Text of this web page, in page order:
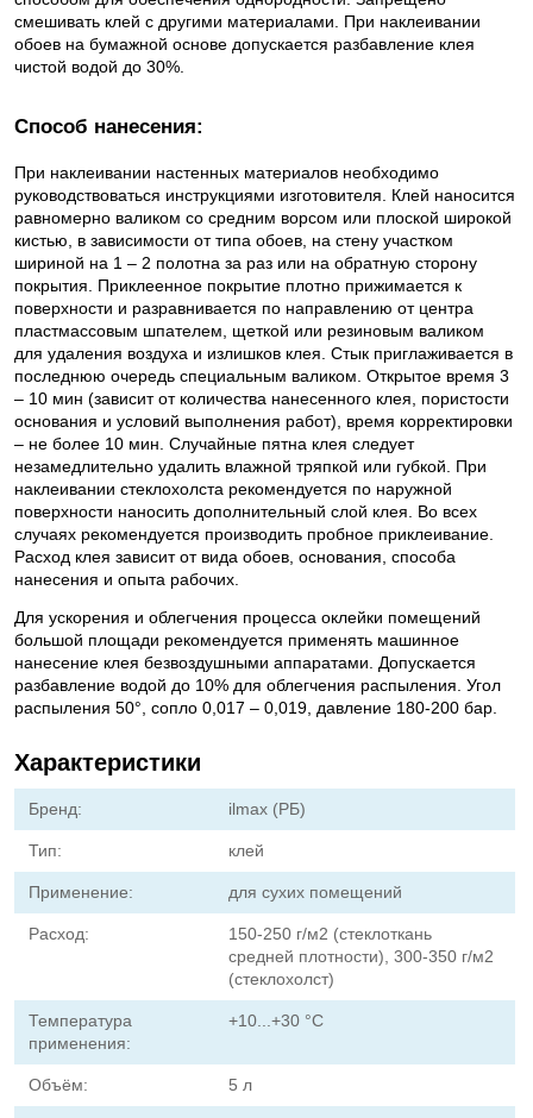
смешивать клей с другими материалами. При наклеивании
обоев на бумажной основе допускается разбавление клея
чистой водой до 30%.
Способ нанесения:
При наклеивании настенных материалов необходимо
руководствоваться инструкциями изготовителя. Клей наносится
равномерно валиком со средним ворсом или плоской широкой
кистью, в зависимости от типа обоев, на стену участком
шириной на 1 – 2 полотна за раз или на обратную сторону
покрытия. Приклеенное покрытие плотно прижимается к
поверхности и разравнивается по направлению от центра
пластмассовым шпателем, щеткой или резиновым валиком
для удаления воздуха и излишков клея. Стык приглаживается в
последнюю очередь специальным валиком. Открытое время 3
– 10 мин (зависит от количества нанесенного клея, пористости
основания и условий выполнения работ), время корректировки
– не более 10 мин. Случайные пятна клея следует
незамедлительно удалить влажной тряпкой или губкой. При
наклеивании стеклохолста рекомендуется по наружной
поверхности наносить дополнительный слой клея. Во всех
случаях рекомендуется производить пробное приклеивание.
Расход клея зависит от вида обоев, основания, способа
нанесения и опыта рабочих.
Для ускорения и облегчения процесса оклейки помещений
большой площади рекомендуется применять машинное
нанесение клея безвоздушными аппаратами. Допускается
разбавление водой до 10% для облегчения распыления. Угол
распыления 50°, сопло 0,017 – 0,019, давление 180-200 бар.
Характеристики
Бренд: ilmax (РБ)
Тип: клей
Применение: для сухих помещений
Расход:
150-250 г/м2 (стеклоткань
средней плотности), 300-350 г/м2
(стеклохолст)
Температура
применения:
+10...+30 °C
Объём: 5 л